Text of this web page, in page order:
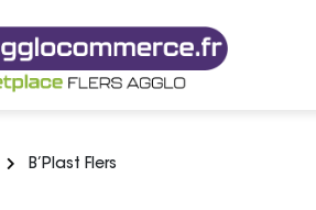
B’Plast Flers